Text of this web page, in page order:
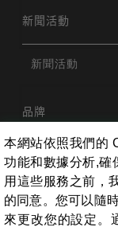
新聞活動
新聞活動
品牌
用戶服務
本網站依照我們的
功能和數據分析,確
用這些服務之前，
的同意。您可以隨
來更改您的設定。